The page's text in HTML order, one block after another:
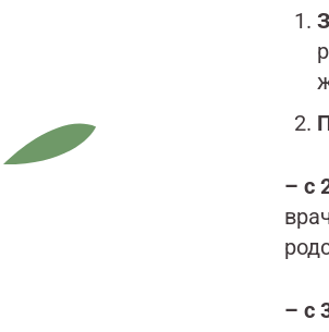
– с
– с